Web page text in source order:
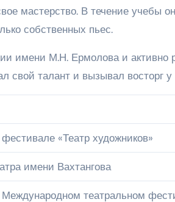
мастерство. В течение учебы
собственных пьес.
имени М.Н. Ермолова и активно
талант и вызывал восторг у
«Театр художников»
имени Вахтангова
театральном